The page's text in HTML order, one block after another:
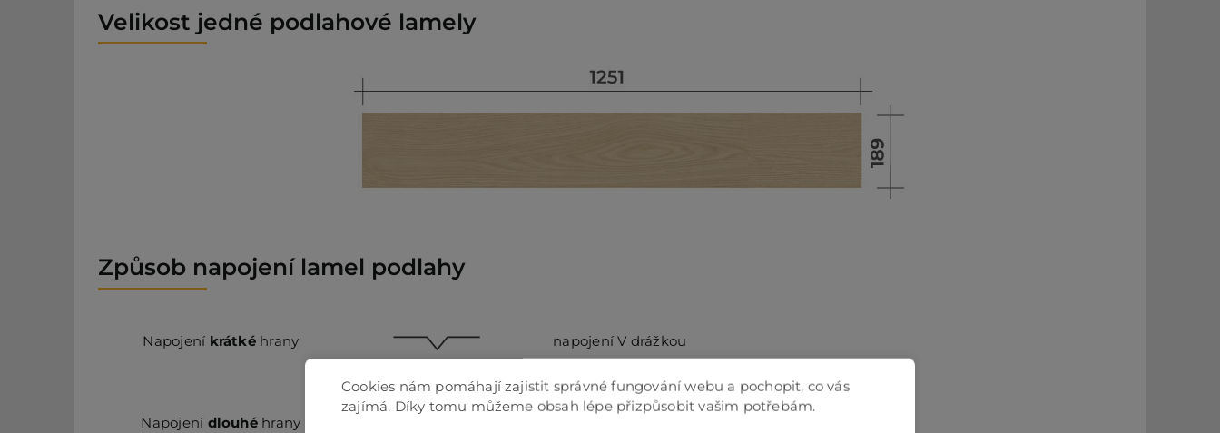
Velikost jedné podlahové lamely
Způsob napojení lamel podlahy
Napojení krátkéhrany napojení V drážkou
Napojení dlouhéhrany
Cookies nám pomáhají zajistit správné fungování webu a pochopit, co vás
zajímá. Díky tomu můžeme obsah lépe přizpůsobit vašim potřebám.